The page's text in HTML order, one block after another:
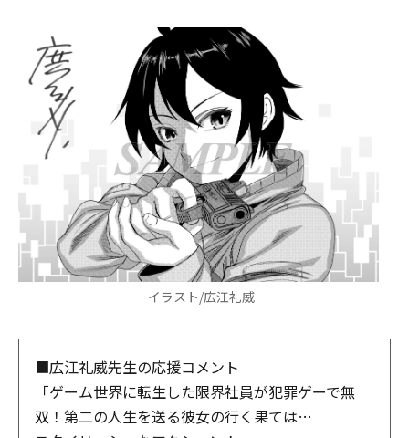
イラスト/広江礼威
■広江礼威先生の応援コメント
「ゲーム世界に転生した限界社員が犯罪ゲーで無
双！第二の人生を送る彼女の行く果ては…